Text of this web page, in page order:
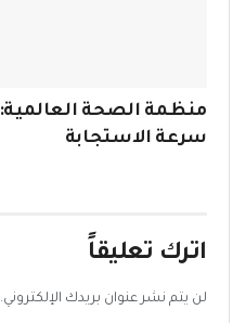
منظمة الصحة العالمية:
سرعة الاستجابة
اترك تعليقاً
لن يتم نشر عنوان بريدك الإلكتروني.